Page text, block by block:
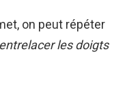
on peut répéter
entrelacer les doigts